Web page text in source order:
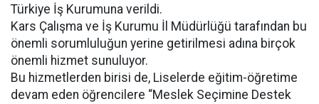
Türkiye İş Kurumuna verildi.
Kars Çalışma ve İş Kurumu İl Müdürlüğü tarafından bu
önemli sorumluluğun yerine getirilmesi adına birçok
önemli hizmet sunuluyor.
Bu hizmetlerden birisi de, Liselerde eğitim-öğretime
devam eden öğrencilere “Meslek Seçimine Destek